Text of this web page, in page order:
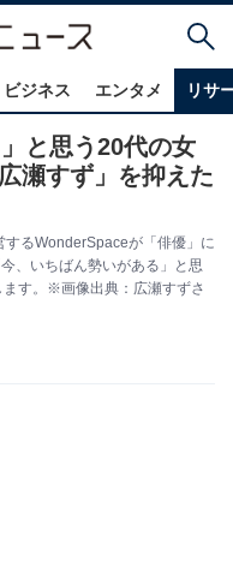
ビジネス エンタメ リサ
と思う20代の女
瀬すず」を抑えた
るWonderSpaceが「俳優」に
、いちばん勢いがある」と思
す。※画像出典：広瀬すずさ